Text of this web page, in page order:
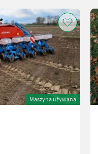
Maszyna używana